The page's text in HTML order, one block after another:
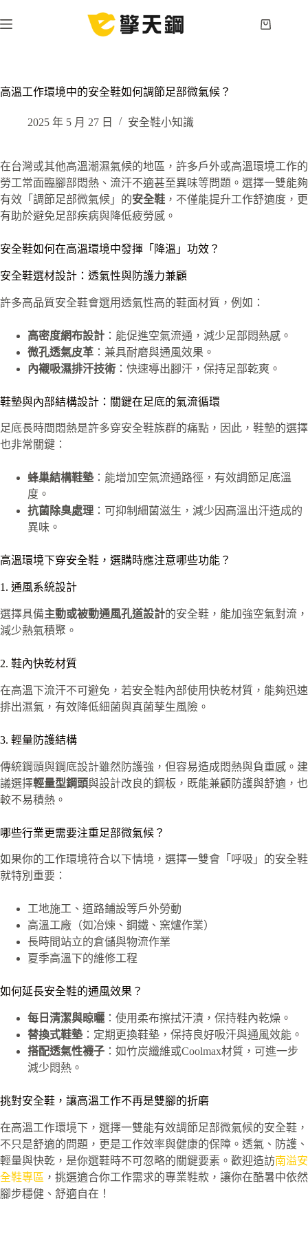
至
容
購
高溫工作環境中的安全鞋如何調節足部微氣候？
2025 年 5 月 27 日 安全鞋小知識
在台灣或其他高溫潮濕氣候的地區，許多戶外或高溫環境工作的
勞工常面臨腳部悶熱、流汗不適甚至異味等問題。選擇一雙能夠
有效「調節足部微氣候」的安全鞋 ，不僅能提升工作舒適度，更
有助於避免足部疾病與降低疲勞感。
安全鞋如何在高溫環境中發揮「降溫」功效？
安全鞋選材設計：透氣性與防護力兼顧
許多高品質安全鞋會選用透氣性高的鞋面材質，例如：
高密度網布設計 ：能促進空氣流通，減少足部悶熱感。
微孔透氣皮革 ：兼具耐磨與通風效果。
內襯吸濕排汗技術 ：快速導出腳汗，保持足部乾爽。
鞋墊與內部結構設計：關鍵在足底的氣流循環
足底長時間悶熱是許多穿安全鞋族群的痛點，因此，鞋墊的選擇
也非常關鍵：
蜂巢結構鞋墊 ：能增加空氣流通路徑，有效調節足底溫
度。
抗菌除臭處理 ：可抑制細菌滋生，減少因高溫出汗造成的
異味。
高溫環境下穿安全鞋，選購時應注意哪些功能？
1. 通風系統設計
選擇具備主動或被動通風孔道設計的安全鞋，能加強空氣對流，
減少熱氣積聚。
2. 鞋內快乾材質
在高溫下流汗不可避免，若安全鞋內部使用快乾材質，能夠迅速
排出濕氣，有效降低細菌與真菌孳生風險。
3. 輕量防護結構
傳統鋼頭與鋼底設計雖然防護強，但容易造成悶熱與負重感。建
議選擇輕量型鋼頭與設計改良的鋼板，既能兼顧防護與舒適，也
較不易積熱。
哪些行業更需要注重足部微氣候？
如果你的工作環境符合以下情境，選擇一雙會「呼吸」的安全鞋
就特別重要：
工地施工、道路鋪設等戶外勞動
高溫工廠（如冶煉、鋼鐵、窯爐作業）
長時間站立的倉儲與物流作業
夏季高溫下的維修工程
如何延長安全鞋的通風效果？
每日清潔與晾曬 ：使用柔布擦拭汗漬，保持鞋內乾燥。
替換式鞋墊 ：定期更換鞋墊，保持良好吸汗與通風效能。
搭配透氣性襪子 ：如竹炭纖維或Coolmax材質，可進一步
減少悶熱。
挑對安全鞋，讓高溫工作不再是雙腳的折磨
在高溫工作環境下，選擇一雙能有效調節足部微氣候的安全鞋，
不只是舒適的問題，更是工作效率與健康的保障。透氣、防護、
輕量與快乾，是你選鞋時不可忽略的關鍵要素。歡迎造訪南溢安
全鞋專區 ，挑選適合你工作需求的專業鞋款，讓你在酷暑中依然
腳步穩健、舒適自在！